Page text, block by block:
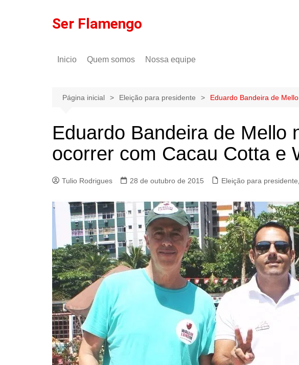
Ser Flamengo
Inicio Quem somos
Política de privacidade
Nossa equipe
Gilson Lima
Página inicial Eleição para presidente Eduardo Bandeira de
Eduardo Bandeira de Mello
ocorrer com Cacau Cotta e
Tulio Rodrigues 28 de outubro de 2015 Eleição para presidente